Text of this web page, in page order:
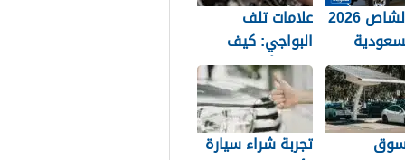
سعر الشاص 2026 علامات تلف
البواجي: كيف
تعرف أن شمعات
الإشعال تحتاج
لتغيير؟
تجربة شراء سيارة